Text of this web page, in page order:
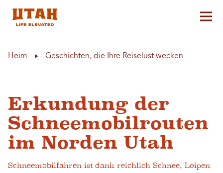
Heim Geschichten, die Ihre Reiselust wecken
Erkundung der
Schneemobilrouten
im Norden Utah
Schneemobilfahren ist dank reichlich Schnee, Loipen